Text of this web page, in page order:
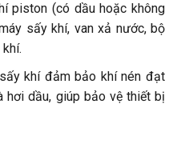
piston (có dầu hoặc không
sấy khí, van xả nước, bộ
khí đảm bảo khí nén đạt
hơi dầu, giúp bảo vệ thiết bị